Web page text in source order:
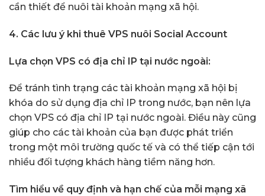
cần thiết để nuôi tài khoản mạng xã hội.
4. Các lưu ý khi thuê VPS nuôi Social Account
Lựa chọn VPS có địa chỉ IP tại nước ngoài:
Để tránh tình trạng các tài khoản mạng xã hội bị
khóa do sử dụng địa chỉ IP trong nước, bạn nên lựa
chọn VPS có địa chỉ IP tại nước ngoài. Điều này cũng
giúp cho các tài khoản của bạn được phát triển
trong một môi trường quốc tế và có thể tiếp cận tới
nhiều đối tượng khách hàng tiềm năng hơn.
Tìm hiểu về quy định và hạn chế của mỗi mạng xã